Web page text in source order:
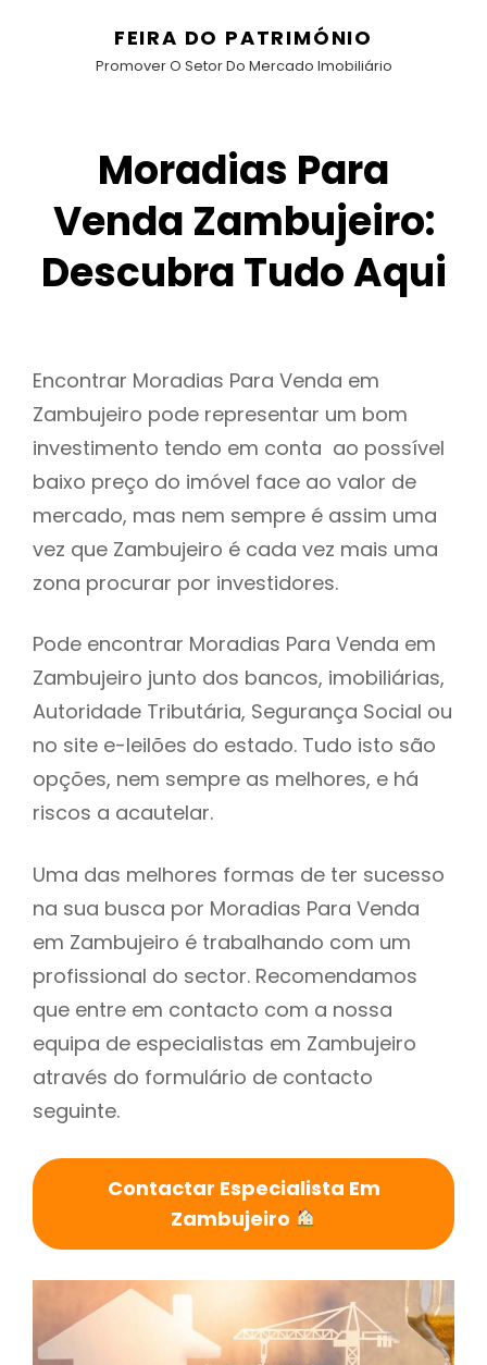
FEIRA DO PATRIMÓNIO
Promover O Setor Do Mercado Imobiliário
Moradias Para
Venda Zambujeiro:
Descubra Tudo Aqui
Encontrar Moradias Para Venda em
Zambujeiro pode representar um bom
investimento tendo em conta ao possível
baixo preço do imóvel face ao valor de
mercado, mas nem sempre é assim uma
vez que Zambujeiro é cada vez mais uma
zona procurar por investidores.
Pode encontrar Moradias Para Venda em
Zambujeiro junto dos bancos, imobiliárias,
Autoridade Tributária, Segurança Social ou
no site e-leilões do estado. Tudo isto são
opções, nem sempre as melhores, e há
riscos a acautelar.
Uma das melhores formas de ter sucesso
na sua busca por Moradias Para Venda
em Zambujeiro é trabalhando com um
profissional do sector. Recomendamos
que entre em contacto com a nossa
equipa de especialistas em Zambujeiro
através do formulário de contacto
seguinte.
Contactar Especialista Em
Zambujeiro